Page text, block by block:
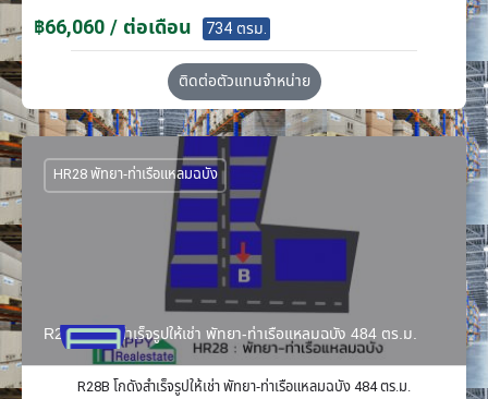
฿66,060 / ต่อเดือน 734 ตรม.
ติดต่อตัวแทนจำหน่าย
R28B โกดังสำเร็จรูปให้เช่า พัทยา-ท่าเรือแหลมฉบัง 484 ตร.ม.
HR28 พัทยา-ท่าเรือแหลมฉบัง
R28B โกดังสำเร็จรูปให้เช่า พัทยา-ท่าเรือแหลมฉบัง 484 ตร.ม.